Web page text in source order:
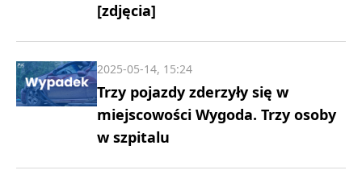
[zdjęcia]
Trzy pojazdy zderzyły się w
miejscowości Wygoda. Trzy osoby
w szpitalu
2025-05-14, 15:24